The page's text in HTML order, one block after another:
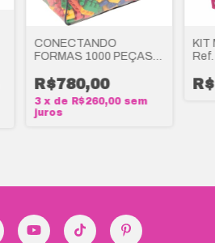
CONECTANDO
FORMAS 1000 PEÇAS -
R$780,00
3 x de R$260,00 sem
juros
KIT